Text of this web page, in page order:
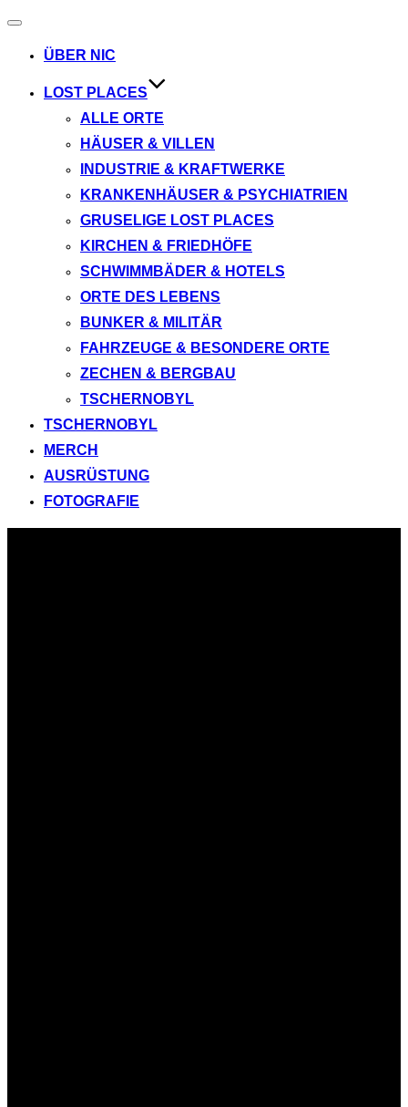
Navigation
ÜBER NIC
LOST PLACES
ALLE ORTE
HÄUSER & VILLEN
INDUSTRIE & KRAFTWERKE
KRANKENHÄUSER & PSYCHIATRIEN
GRUSELIGE LOST PLACES
KIRCHEN & FRIEDHÖFE
SCHWIMMBÄDER & HOTELS
ORTE DES LEBENS
BUNKER & MILITÄR
FAHRZEUGE & BESONDERE ORTE
ZECHEN & BERGBAU
TSCHERNOBYL
TSCHERNOBYL
MERCH
AUSRÜSTUNG
FOTOGRAFIE